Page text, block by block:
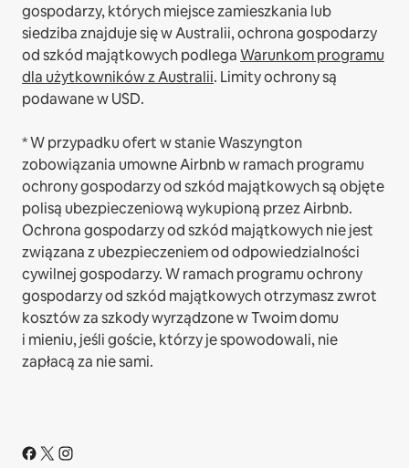
gospodarzy, których miejsce zamieszkania lub
siedziba znajduje się w Australii, ochrona gospodarzy
od szkód majątkowych podlegaWarunkom programu
dla użytkowników z Australii. Limity ochrony są
podawane w USD.
* W przypadku ofert w stanie Waszyngton
zobowiązania umowne Airbnb w ramach programu
ochrony gospodarzy od szkód majątkowych są objęte
polisą ubezpieczeniową wykupioną przez Airbnb.
Ochrona gospodarzy od szkód majątkowych nie jest
związana z ubezpieczeniem od odpowiedzialności
cywilnej gospodarzy. W ramach programu ochrony
gospodarzy od szkód majątkowych otrzymasz zwrot
kosztów za szkody wyrządzone w Twoim domu
i mieniu, jeśli goście, którzy je spowodowali, nie
zapłacą za nie sami.